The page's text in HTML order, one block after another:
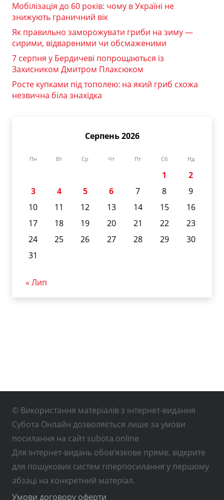
Мобілізація до 60 років: чому в Україні не
знижують граничний вік
Як правильно заморожувати гриби на зиму —
сирими, відвареними чи обсмаженими
7 серпня у Бердичеві попрощаються із
Захисником Дмитром Плаксюком
Росте купками під тополею: на який гриб схожа
незвична біла знахідка
Серпень 2026
Пн Вт Ср Чт Пт Сб Нд
1
2
3
4 5 6 7 8
9
10
11 12 13 14 15
16
17
18 19 20 21 22
23
24
25 26 27 28 29
30
31
« Лип
© Використання матеріалів з інтернет-видання
Субота Онлайн дозволяється лише за умови
посилання на сайт subota.online
Для інтернет-видань обов’язкове пряме, відкрите
для пошукових систем гіперпосилання у першому
абзаці на конкретний матеріал.
Умови договору оферти